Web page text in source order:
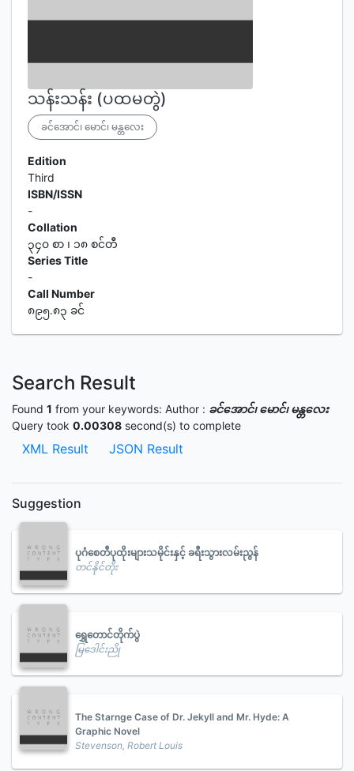
သန်းသန်း (ပထမတွဲ)
ခင်အောင်၊ မောင်၊ မန္တလေး
Edition
Third
ISBN/ISSN
-
Collation
၃၄၀ စာ ၊ ၁၈ စင်တီ
Series Title
-
Call Number
၈၉၅.၈၃ ခင်
Search Result
Found 1 from your keywords: Author : ခင်အောင်၊ မောင်၊ မန္တလေး
Query took 0.00308 second(s) to complete
XML Result JSON Result
Suggestion
ပုဂံစေတီပုထိုးများသမိုင်းနှင့် ခရီးသွားလမ်းညွန်
တင်နိုင်တိုး
ရွှေတောင်တိုက်ပွဲ
မြဒေါင်းညို
The Starnge Case of Dr. Jekyll and Mr. Hyde: A
Graphic Novel
Stevenson, Robert Louis